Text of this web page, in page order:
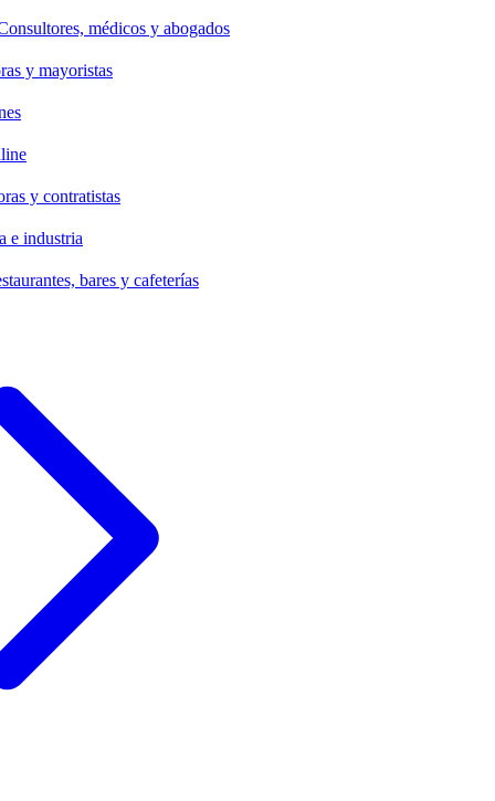
médicos y abogados
y mayoristas
y contratistas
e industria
bares y cafeterías